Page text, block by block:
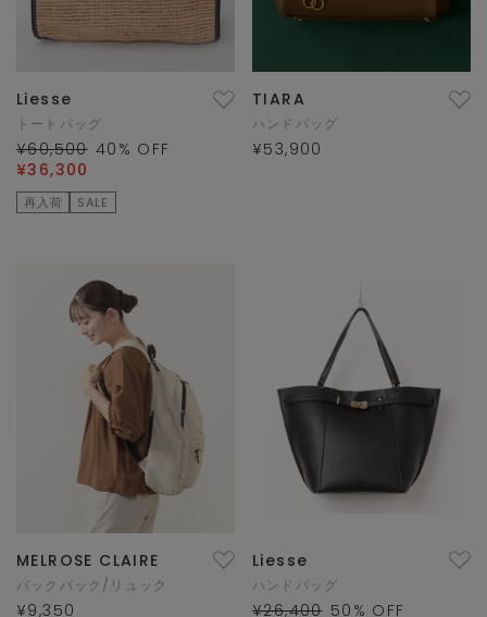
Liesse
トートバッグ
¥60,500 40 % OFF
¥36,300
再入荷 SALE
TIARA
ハンドバッグ
¥53,900
MELROSE CLAIRE
バックパック/リュック
¥9,350
Liesse
ハンドバッグ
¥26,400 50 % OFF